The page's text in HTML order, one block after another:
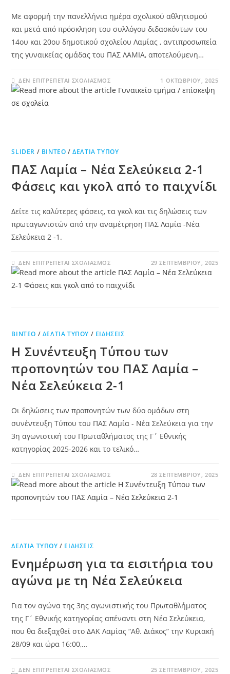
Με αφορμή την πανελλήνια ημέρα σχολικού αθλητισμού
και μετά από πρόσκληση του συλλόγου διδασκόντων του
14ου και 20ου δημοτικού σχολείου Λαμίας , αντιπροσωπεία
της γυναικείας ομάδας του ΠΑΣ ΛΑΜΙΑ, αποτελούμενη…
ΔΕΝ ΕΠΙΤΡΈΠΕΤΑΙ ΣΧΟΛΙΑΣΜΌΣ 1 ΟΚΤΩΒΡΊΟΥ, 2025
SLIDER / ΒΊΝΤΕΟ /ΔΕΛΤΊΑ ΤΎΠΟΥ
ΠΑΣ Λαμία – Νέα Σελεύκεια 2-1
Φάσεις και γκολ από το παιχνίδι
Δείτε τις καλύτερες φάσεις, τα γκολ και τις δηλώσεις των
πρωταγωνιστών από την αναμέτρηση ΠΑΣ Λαμία -Νέα
Σελεύκεια 2 -1.
ΔΕΝ ΕΠΙΤΡΈΠΕΤΑΙ ΣΧΟΛΙΑΣΜΌΣ 29 ΣΕΠΤΕΜΒΡΊΟΥ, 2025
ΒΊΝΤΕΟ / ΔΕΛΤΊΑ ΤΎΠΟΥ / ΕΙΔΉΣΕΙΣ
Η Συνέντευξη Τύπου των
προπονητών του ΠΑΣ Λαμία –
Νέα Σελεύκεια 2-1
Οι δηλώσεις των προπονητών των δύο ομάδων στη
συνέντευξη Τύπου του ΠΑΣ Λαμία - Νέα Σελεύκεια για την
3η αγωνιστική του Πρωταθλήματος της Γ΄ Εθνικής
κατηγορίας 2025-2026 και το τελικό…
ΔΕΝ ΕΠΙΤΡΈΠΕΤΑΙ ΣΧΟΛΙΑΣΜΌΣ 28 ΣΕΠΤΕΜΒΡΊΟΥ, 2025
ΔΕΛΤΊΑ ΤΎΠΟΥ / ΕΙΔΉΣΕΙΣ
Ενημέρωση για τα εισιτήρια του
αγώνα με τη Νέα Σελεύκεια
Για τον αγώνα της 3ης αγωνιστικής του Πρωταθλήματος
της Γ΄ Εθνικής κατηγορίας απέναντι στη Νέα Σελεύκεια,
που θα διεξαχθεί στο ΔΑΚ Λαμίας “Αθ. Διάκος” την Κυριακή
28/09 και ώρα 16:00,…
ΔΕΝ ΕΠΙΤΡΈΠΕΤΑΙ ΣΧΟΛΙΑΣΜΌΣ 25 ΣΕΠΤΕΜΒΡΊΟΥ, 2025